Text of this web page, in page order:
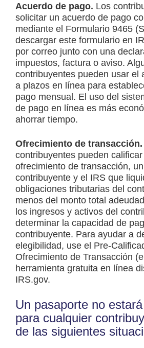
Acuerdo de pago. Los
solicitar un acuerdo de pago
mediante el Formulario 9465
descargar este formulario en
por correo junto con una
impuestos, factura o aviso.
contribuyentes pueden usar el
a plazos en línea para
pago mensual. El uso del
de pago en línea es más
ahorrar tiempo.
Ofrecimiento de transacción.
contribuyentes pueden
ofrecimiento de transacción,
contribuyente y el IRS que
obligaciones tributarias del
menos del monto total
los ingresos y activos del
determinar la capacidad de
contribuyente. Para ayudar a
elegibilidad, use el Pre-
Ofrecimiento de Transacción
herramienta gratuita en línea
IRS.gov.
Un pasaporte no
para cualquier
de las siguientes